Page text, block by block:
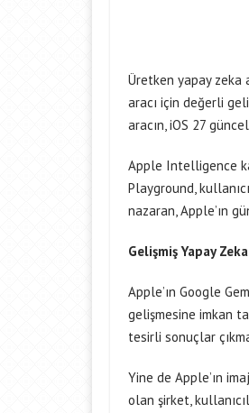
Üretken yapay zeka
aracı için değerli
aracın, iOS 27
Apple Intelligence
Playground,
nazaran, Apple’ın
Gelişmiş Yapay
Apple’ın Google
gelişmesine imkan
tesirli sonuçlar
Yine de Apple’ın
olan şirket,